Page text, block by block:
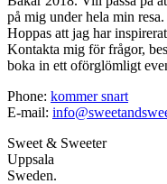
på mig under hela min
Hoppas att jag har
Kontakta mig för frågor,
boka in ett oförglömligt
Phone: kommer snart
E-mail:
Sweet & Sweeter
Uppsala
Sweden.